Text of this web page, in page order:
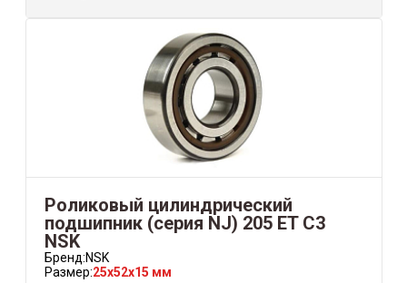
Роликовый цилиндрический
подшипник (серия NJ) 205 ET C3
NSK
Бренд:NSK
Размер:25x52x15 мм